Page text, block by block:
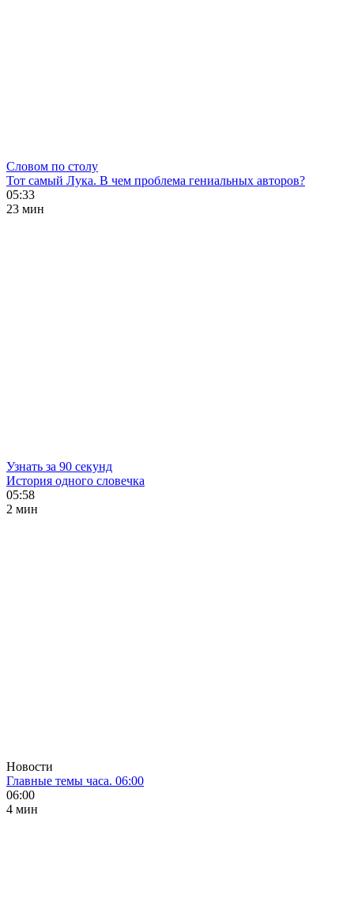
Словом по столу
Тот самый Лука. В чем проблема гениальных авторов?
05:33
23 мин
Узнать за 90 секунд
История одного словечка
05:58
2 мин
Новости
Главные темы часа. 06:00
06:00
4 мин